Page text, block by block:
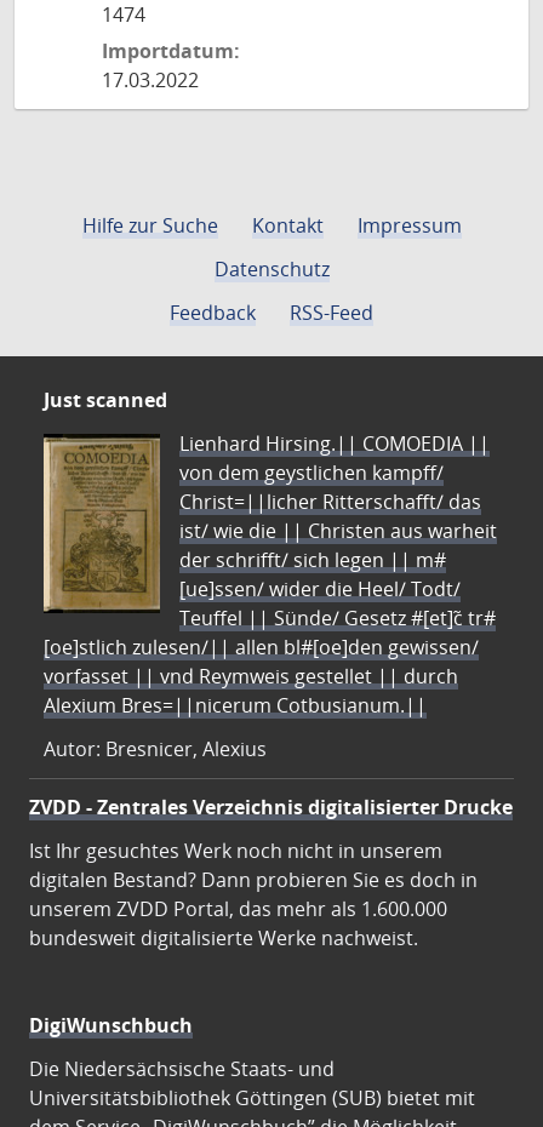
1474
Importdatum:
17.03.2022
Hilfe zur Suche Kontakt
Impressum
Datenschutz
Feedback
RSS-Feed
Just scanned
Lienhard Hirsing.|| COMOEDIA ||
von dem geystlichen kampff/
Christ=||licher Ritterschafft/ das
ist/ wie die || Christen aus warheit
der schrifft/ sich legen || m#
[ue]ssen/ wider die Heel/ Todt/
Teuffel || Sünde/ Gesetz #[et]c̃ tr#
[oe]stlich zulesen/|| allen bl#[oe]den gewissen/
vorfasset || vnd Reymweis gestellet || durch
Alexium Bres=||nicerum Cotbusianum.||
Autor: Bresnicer, Alexius
ZVDD - Zentrales Verzeichnis digitalisierter Drucke
Ist Ihr gesuchtes Werk noch nicht in unserem
digitalen Bestand? Dann probieren Sie es doch in
unserem ZVDD Portal, das mehr als 1.600.000
bundesweit digitalisierte Werke nachweist.
DigiWunschbuch
Die Niedersächsische Staats- und
Universitätsbibliothek Göttingen (SUB) bietet mit